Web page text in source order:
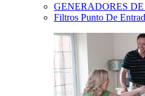
GENERADORES
Filtros Punto De